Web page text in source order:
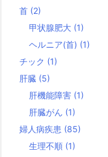
首 (2)
甲状腺肥大 (1)
ヘルニア(首) (1)
チック (1)
肝臓 (5)
肝機能障害 (1)
肝臓がん (1)
婦人病疾患 (85)
生理不順 (1)